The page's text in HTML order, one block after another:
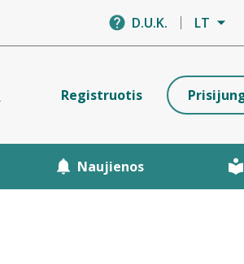
D.U.K. LT
Registruotis
Naujienos